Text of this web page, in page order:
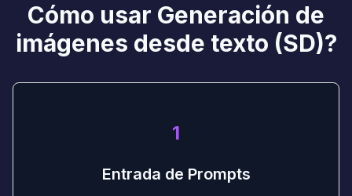
Cómo usar Generación de
imágenes desde texto (SD)?
1
Entrada de Prompts